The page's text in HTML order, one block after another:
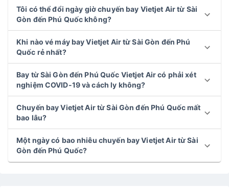
Tôi có thể đổi ngày giờ chuyến bay Vietjet Air từ Sài
Gòn đến Phú Quốc không?
Khi nào vé máy bay Vietjet Air từ Sài Gòn đến Phú
Quốc rẻ nhất?
Bay từ Sài Gòn đến Phú Quốc Vietjet Air có phải xét
nghiệm COVID-19 và cách ly không?
Chuyến bay Vietjet Air từ Sài Gòn đến Phú Quốc mất
bao lâu?
Một ngày có bao nhiêu chuyến bay Vietjet Air từ Sài
Gòn đến Phú Quốc?